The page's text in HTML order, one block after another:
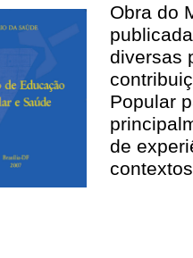
Obra do
diversas
Popular
de